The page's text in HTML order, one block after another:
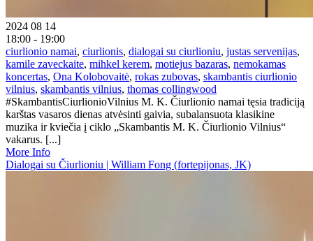
2024 08 14
18:00 - 19:00
ciurlionio namai, ciurlionis, dialogai su ciurlioniu, justas servenijas,
kamile zaveckaite, mihkel kerem, motiejus bazaras, nemokamas
koncertas, Ona Kolobovaitė, rokas zubovas, skambantis ciurlionio
vilnius, skambantis vilnius, thomas collingwood
#SkambantisCiurlionioVilnius M. K. Čiurlionio namai tęsia tradiciją
karštas vasaros dienas atvėsinti gaivia, subalansuota klasikine
muzika ir kviečia į ciklo „Skambantis M. K. Čiurlionio Vilnius“
vakarus. [...]
More Info
Dialogai su Čiurlioniu | William Fong (fortepijonas, JK)